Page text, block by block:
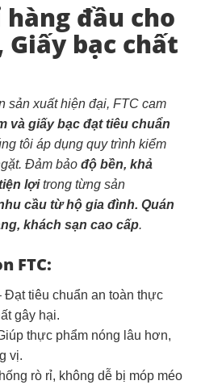
hàng đầu cho
Giấy bạc chất
sản xuất hiện đại, FTC cam
và giấy bạc đạt tiêu chuẩn
tôi áp dụng quy trình kiểm
Đảm bảo độ bền, khả
lợitrong từng sản
cầu từ hộ gia đình. Quán
khách sạn cao cấp.
FTC:
Đạt tiêu chuẩn an toàn thực
gây hại.
thực phẩm nóng lâu hơn,
vị.
rò rỉ, không dễ bị móp méo